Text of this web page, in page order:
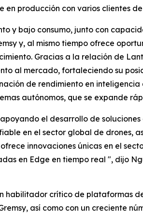
en producción con varios clientes
y bajo consumo, junto con
y, al mismo tiempo ofrece
Gracias a la relación de
al mercado, fortaleciendo su
de rendimiento en
autónomos, que se expande
el desarrollo de soluciones
en el sector global de drones,
innovaciones únicas en el
en Edge en tiempo real ", dijo
habilitador crítico de plataformas
así como con un creciente